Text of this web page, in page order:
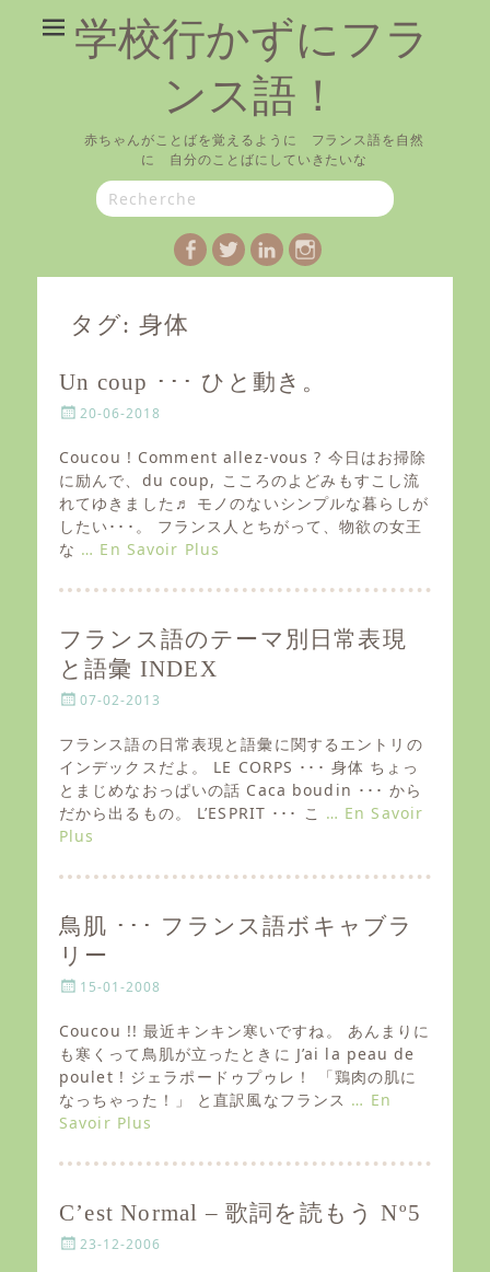
学校行かずにフラ
ンス語！
赤ちゃんがことばを覚えるように フランス語を自然
に 自分のことばにしていきたいな
Search
for:
Facebook
TwitterLinkedIn
Instagram
タグ: 身体
Un coup ･･･ ひと動き。
P
s
t
e
d
o
n
20-06-2018
Coucou ! Comment allez-vous ? 今日はお掃除
に励んで、du coup, こころのよどみもすこし流
れてゆきました♬ モノのないシンプルな暮らしが
したい･･･。 フランス人とちがって、物欲の女王
な … En Savoir Plus
フランス語のテーマ別日常表現
と語彙 INDEX
P
s
t
e
d
o
n
07-02-2013
フランス語の日常表現と語彙に関するエントリの
インデックスだよ。 LE CORPS ･･･ 身体 ちょっ
とまじめなおっぱいの話 Caca boudin ･･･ から
だから出るもの。 L’ESPRIT ･･･ こ … En Savoir
Plus
鳥肌 ･･･ フランス語ボキャブラ
リー
P
s
e
d
o
n
15-01-2008
Coucou !! 最近キンキン寒いですね。 あんまりに
も寒くって鳥肌が立ったときに J’ai la peau de
poulet ! ジェラポードゥプゥレ！ 「鶏肉の肌に
なっちゃった！」 と直訳風なフランス … En
Savoir Plus
C’est Normal – 歌詞を読もう Nº5
P
23-12-2006